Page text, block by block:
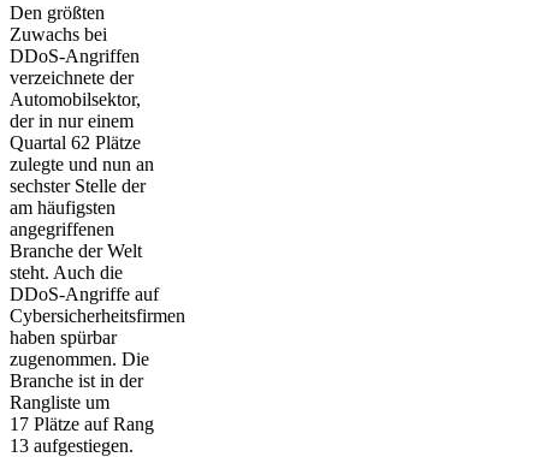
Den größten
Zuwachs bei
DDoS-Angriffen
verzeichnete der
Automobilsektor,
der in nur einem
Quartal 62 Plätze
zulegte und nun an
sechster Stelle der
am häufigsten
angegriffenen
Branche der Welt
steht. Auch die
DDoS-Angriffe auf
Cybersicherheitsfirmen
haben spürbar
zugenommen. Die
Branche ist in der
Rangliste um
17 Plätze auf Rang
13 aufgestiegen.